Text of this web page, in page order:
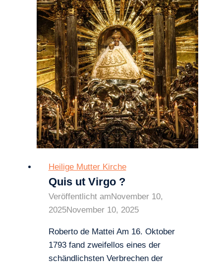
Heilige Mutter Kirche
Quis ut Virgo ?
Veröffentlicht amNovember 10,
2025November 10, 2025
Roberto de Mattei Am 16. Oktober
1793 fand zweifellos eines der
schändlichsten Verbrechen der